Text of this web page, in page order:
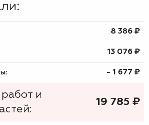
8 386 ₷
13 076 ₷
- 1 677 ₷
и
19 785 ₷